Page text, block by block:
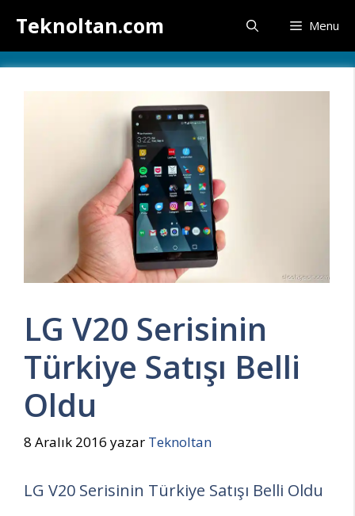
atlaTeknoltan.com Menu
LG V20 Serisinin
Türkiye Satışı Belli
Oldu
8 Aralık 2016 yazar Teknoltan
LG V20 Serisinin Türkiye Satışı Belli Oldu